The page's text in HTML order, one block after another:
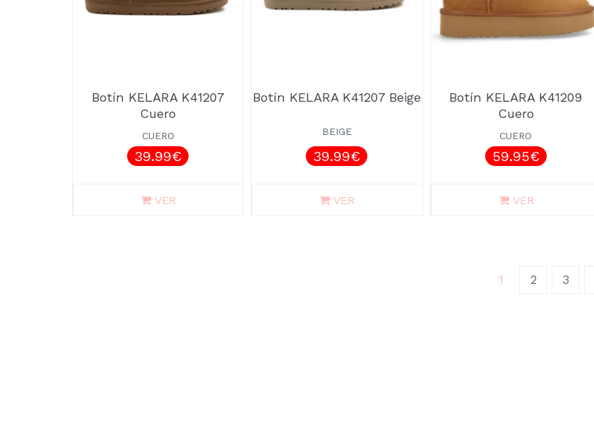
Botín KELARA K41207
Cuero
CUERO
39.99€
VER
Botín KELARA K41207 Beige
BEIGE
39.99€
VER
Botín KELARA K41209
Cuero
CUERO
59.95€
VER
1 (current)
2 3